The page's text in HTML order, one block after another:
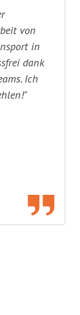
von
in
dank
Ich